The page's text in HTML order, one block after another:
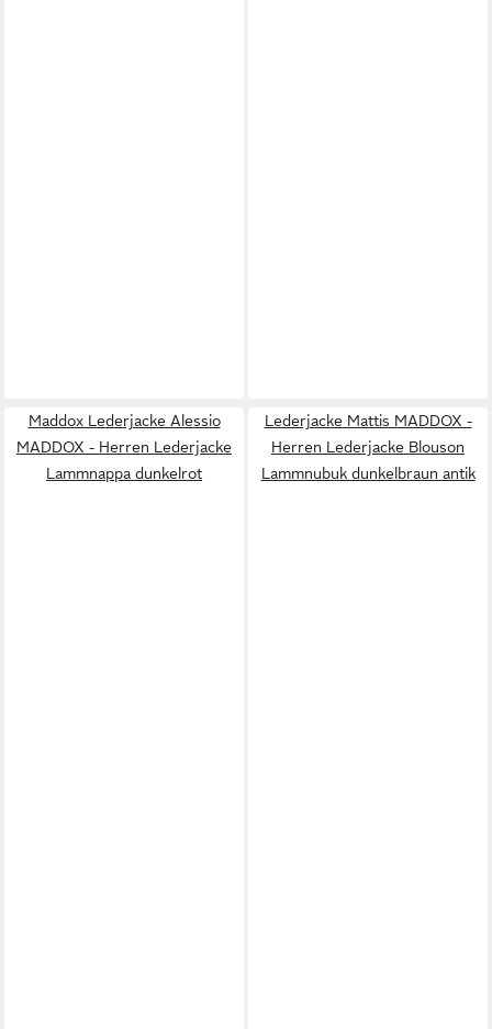
Maddox Lederjacke Alessio
MADDOX - Herren Lederjacke
Lammnappa dunkelrot
Lederjacke Mattis MADDOX -
Herren Lederjacke Blouson
Lammnubuk dunkelbraun antik